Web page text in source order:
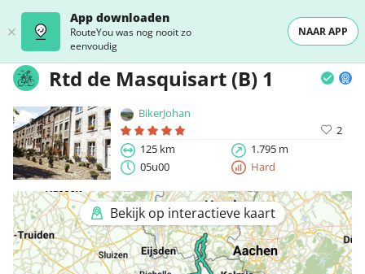
App downloaden
RouteYou was nog nooit zo
eenvoudig
NAAR APP
Rtd de Masquisart (B) 1
BikerJohan
2
125 km
1.795 m
05u00
Hard
Bekijk op interactieve kaart